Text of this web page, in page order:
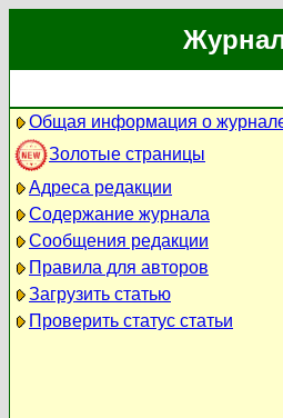
Общая информация о
Золотые страницы
Адреса редакции
Содержание журнала
Сообщения редакции
Правила для авторов
Загрузить статью
Проверить статус статьи